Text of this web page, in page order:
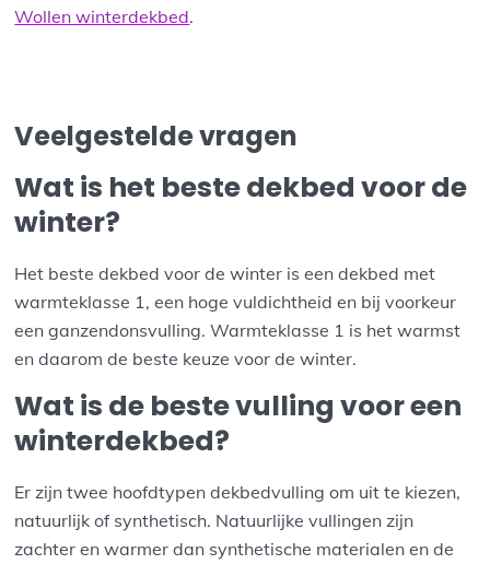
Wollen winterdekbed.
Veelgestelde vragen
Wat is het beste dekbed voor de
winter?
Het beste dekbed voor de winter is een dekbed met
warmteklasse 1, een hoge vuldichtheid en bij voorkeur
een ganzendonsvulling. Warmteklasse 1 is het warmst
en daarom de beste keuze voor de winter.
Wat is de beste vulling voor een
winterdekbed?
Er zijn twee hoofdtypen dekbedvulling om uit te kiezen,
natuurlijk of synthetisch. Natuurlijke vullingen zijn
zachter en warmer dan synthetische materialen en de